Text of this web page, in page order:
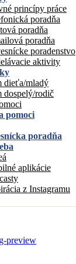
princípy práce
poradňa
poradňa
poradňa
poradenstvo
aktivity
dieťa/mladý
dospelý/rodič
pomoci
poradňa
aplikácie
z Instagramu